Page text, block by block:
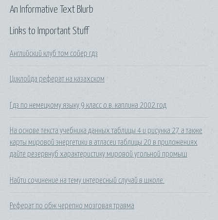
Links to Important Stuff
Английский клуб том сойер гдз
Циклойда реферат на казахском
Гдз по немецкому языку 9 класс о.в. каплина 2002 год
На основе текста учебника данных таблицы 4 и рисунка 27 а также
карты мировой энергетики в атласеи таблицы 20 в приложениях
дайте резервнуб характеристику мировой угольной промыш
Найти сочинение на тему интересный случай в школе.
Реферат по обж черепно мозговая травма
An Informative Text Blurb